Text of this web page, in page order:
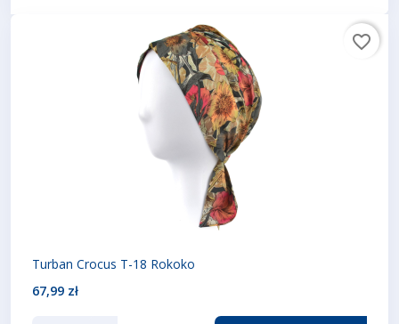
Turban Crocus T-18 Rokoko
67,99 zł
favorite_border